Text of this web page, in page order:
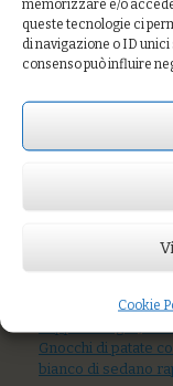
memorizzare e/o
queste tecnologie ci
di navigazione o ID
consenso può influire
Cookie
Prezzo:€7,00
Tagliolini all’uovo
Gnocchi di patate
bianco di sedano
zucca e polvere di
semi
Riso integrale e